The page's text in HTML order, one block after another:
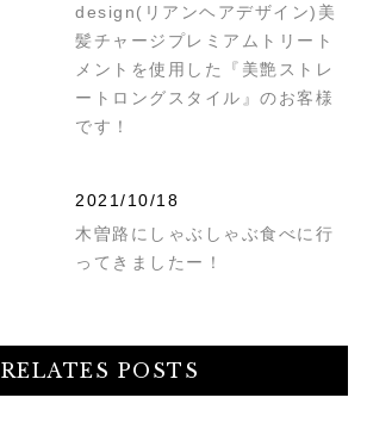
design(リアンヘアデザイン)美
髪チャージプレミアムトリート
メントを使用した『美艶ストレ
ートロングスタイル』のお客様
です！
2021/10/18
木曽路にしゃぶしゃぶ食べに行
ってきましたー！
RELATES POSTS